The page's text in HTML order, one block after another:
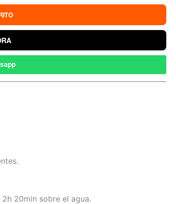
20min sobre el agua.